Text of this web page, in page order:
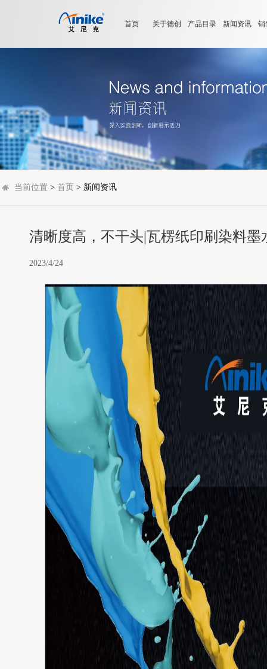
首页 关于德创 产品目录 新闻资讯 销
当前位置 > 首页 > 新闻资讯
清晰度高，不干头|瓦楞纸印刷染料墨
2023/4/24